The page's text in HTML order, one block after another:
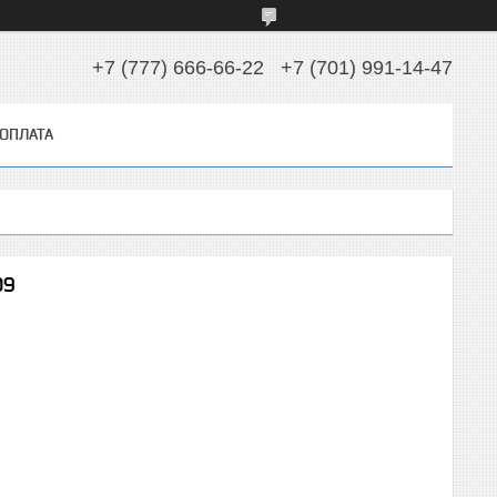
+7 (777) 666-66-22 +7 (701) 991-14-47